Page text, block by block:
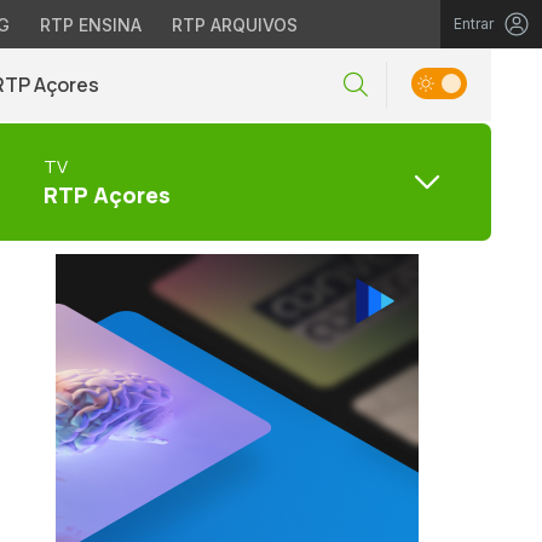
RTP ENSINA RTP ARQUIVOS Entrar
Açores
TV
RTP Açores